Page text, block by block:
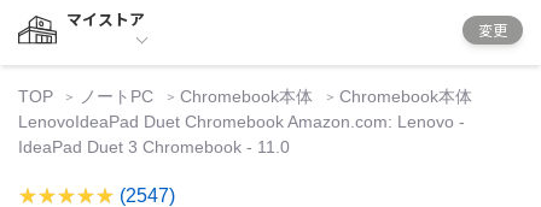
マイストア
変更
TOP ノートPC Chromebook本体
Chromebook本体
LenovoIdeaPad Duet Chromebook Amazon.com: Lenovo -
IdeaPad Duet 3 Chromebook - 11.0
(2547)